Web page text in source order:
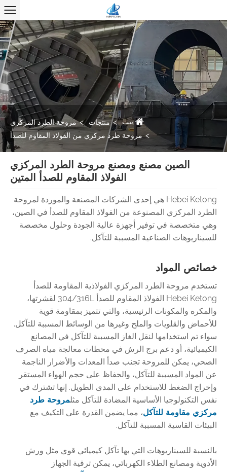
بيت منتجات
مروحة الطرد المركزي
مروحة طرد مركزي من الفولاذ المقاوم للصدأ
الصين مصنع ومصنع مروحة الطرد المركزي
الفولاذ المقاوم للصدأ المتين
Hebei Ketong هي إحدى الشركات المصنعة والموردة لمروحة
الطرد المركزي المصنوعة من الفولاذ المقاوم للصدأ في الصين،
وهي متخصصة في توفير أجهزة عالية الجودة وحلول مخصصة
للسيناريوهات الصناعية المسببة للتآكل.
خصائص المواد
تستخدم مروحة الطرد المركزي الفولاذية المقاومة للصدأ
Hebei Ketong الفولاذ المقاوم للصدأ 304/316L لقشرتها،
والمكره والمكونات الرئيسية، والتي تتميز بمقاومة قوية
للأحماض والقلويات والملح وغيرها من الوسائط المسببة للتآكل.
سواء تم استخدامها لنقل الغاز المسببة للتآكل في المصانع
الكيميائية، أو دعم برج الرش في محطات معالجة مياه الصرف
الصحي، يمكن للمروحة تجنب صدأ المعدات والأضرار الناجمة
عن المواد المسببة للتآكل، والحفاظ على حجم الهواء المستقر
وإخراج الضغط للاستخدام على المدى الطويل. إنها تشترك في
نفس التكنولوجيا الأساسية المضادة للتآكل مثلمروحة طرد
مركزي مقاومة للتآكل، مما يضمن القدرة على التكيف مع
البيئات القاسية المسببة للتآكل.
بالنسبة للسيناريوهات التي بها تآكل كيميائي قوي مثل ورش
الأدوية ومصانع الطلاء الكهربائي، يمكن ترقية الجهاز